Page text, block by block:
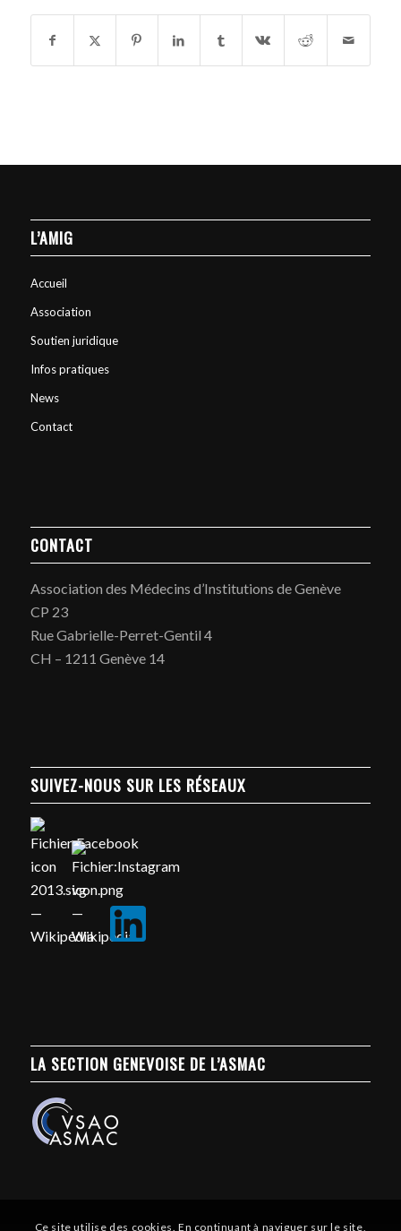
L’AMIG
Accueil
Association
Soutien juridique
Infos pratiques
News
Contact
CONTACT
Association des Médecins d’Institutions de Genève
CP 23
Rue Gabrielle-Perret-Gentil 4
CH – 1211 Genève 14
SUIVEZ-NOUS SUR LES RÉSEAUX
LA SECTION GENEVOISE DE L’ASMAC
Ce site utilise des cookies. En continuant à naviguer sur le site,